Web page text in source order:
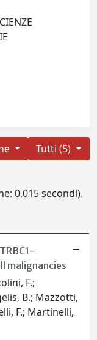
Tutti (5)
0.015 secondi).
malignancies
F.;
B.; Mazzotti,
F.; Martinelli,